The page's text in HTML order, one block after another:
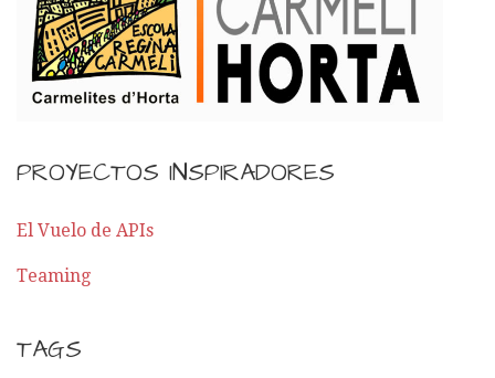
PROYECTOS INSPIRADORES
El Vuelo de APIs
Teaming
TAGS